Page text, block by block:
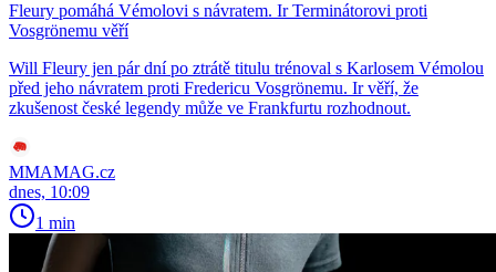
Fleury pomáhá Vémolovi s návratem. Ir Terminátorovi proti
Vosgrönemu věří
Will Fleury jen pár dní po ztrátě titulu trénoval s Karlosem Vémolou
před jeho návratem proti Fredericu Vosgrönemu. Ir věří, že
zkušenost české legendy může ve Frankfurtu rozhodnout.
MMAMAG.cz
dnes, 10:09
1 min